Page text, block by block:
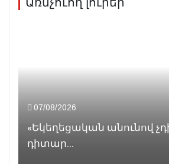
07/08/2026
«Եկեղեցական անունով
դիտար...